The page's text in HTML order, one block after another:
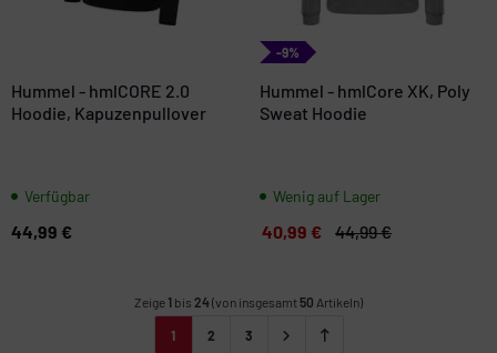
Hummel - hmlCORE 2.0
Hoodie, Kapuzenpullover
Verfügbar
44,99 €
-9%
Hummel - hmlCore XK, Poly
Sweat Hoodie
Wenig auf Lager
40,99 € 44,99 €
Zeige1 bis 24(von insgesamt 50 Artikeln)
1 2 3